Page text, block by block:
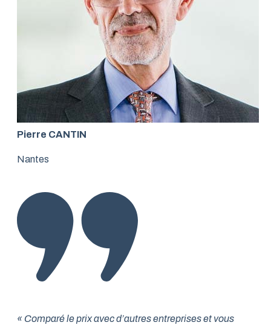
Pierre CANTIN
Nantes
« Comparé le prix avec d’autres entreprises et vous